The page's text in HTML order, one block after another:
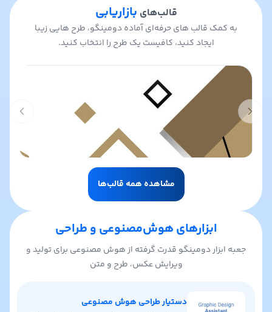
قالب‌های بازاریابی
به کمک قالب های حرفه‌ای آماده دومینگو، طرح هایی زیبا
ایجاد کنید، کافیست یک طرح را انتخاب کنید.
Previous slide
slide
مشاهده همه قالب‌ها
ابزارهای هوش‌مصنوعی و طراحی
جعبه ابزار دومینگو قدرت گرفته از هوش مصنوعی برای تولید و
ویرایش عکس، طرح و متن
دستیار طراحی هوش مصنوعی